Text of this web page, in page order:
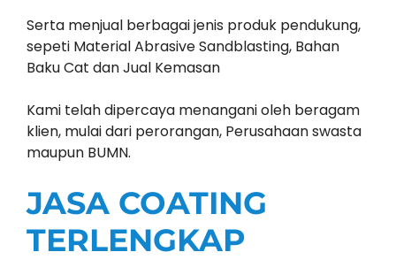
Serta menjual berbagai jenis produk pendukung,
sepeti Material Abrasive Sandblasting, Bahan
Baku Cat dan Jual Kemasan
Kami telah dipercaya menangani oleh beragam
klien, mulai dari perorangan, Perusahaan swasta
maupun BUMN.
JASA COATING
TERLENGKAP